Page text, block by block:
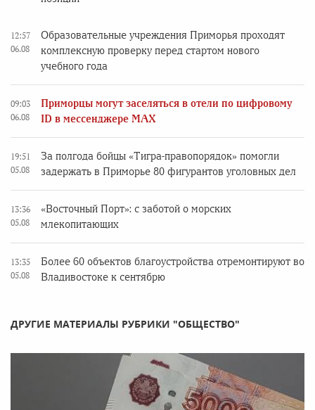
12:57
06.08
Образовательные учреждения Приморья проходят
комплексную проверку перед стартом нового
учебного года
09:03
06.08
Приморцы могут заселяться в отели по цифровому
ID в мессенджере MAX
19:51
05.08
За полгода бойцы «Тигра-правопорядок» помогли
задержать в Приморье 80 фигурантов уголовных дел
13:36
05.08
«Восточный Порт»: с заботой о морских
млекопитающих
13:35
05.08
Более 60 объектов благоустройства отремонтируют во
Владивостоке к сентябрю
ДРУГИЕ МАТЕРИАЛЫ РУБРИКИ "ОБЩЕСТВО"